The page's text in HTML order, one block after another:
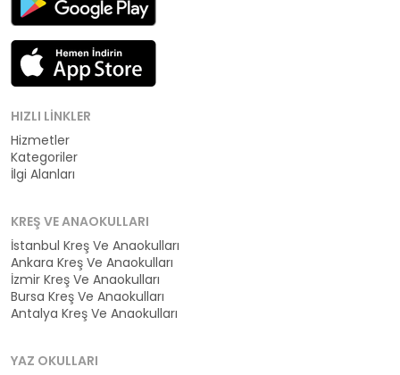
HIZLI LINKLER
Hizmetler
Kategoriler
İlgi Alanları
KREŞ VE ANAOKULLARI
İstanbul Kreş Ve Anaokulları
Ankara Kreş Ve Anaokulları
İzmir Kreş Ve Anaokulları
Bursa Kreş Ve Anaokulları
Antalya Kreş Ve Anaokulları
YAZ OKULLARI